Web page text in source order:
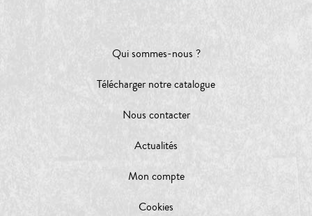
Qui sommes-nous ?
Télécharger notre catalogue
Nous contacter
Actualités
Mon compte
Cookies